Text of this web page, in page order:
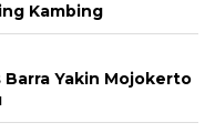
Kambing
Barra Yakin Mojokerto